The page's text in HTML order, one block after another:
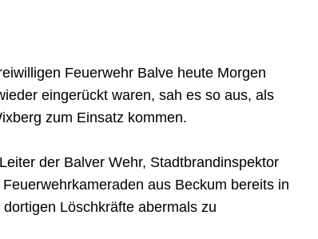
Feuerwehr Balve heute Morgen
eingerückt waren, sah es so aus, als
zum Einsatz kommen.
der Balver Wehr, Stadtbrandinspektor
aus Beckum bereits in
Löschkräfte abermals zu